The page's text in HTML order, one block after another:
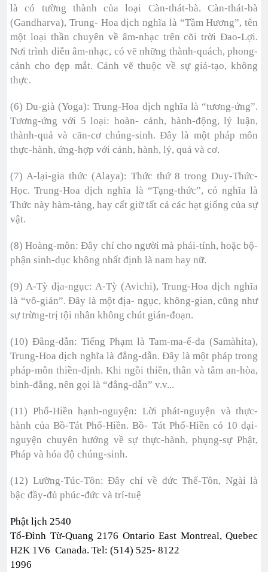
là có tường thành của loại Càn-thát-bà. Càn-thát-bà
(Gandharva), Trung- Hoa dịch nghĩa là “Tầm Hương”, tên
một loại thần chuyên về âm-nhạc trên cõi trời Đao-Lợi.
Nơi trình diễn âm-nhạc, có vẽ những thành-quách, phong-
cảnh cho đẹp mắt. Cảnh vẽ thuộc về sự giả-tạo, không
thực.
(6) Du-già (Yoga): Trung-Hoa dịch nghĩa là “tương-ứng”.
Tương-ứng với 5 loại: hoàn- cảnh, hành-động, lý luận,
thành-quả và căn-cơ chúng-sinh. Đây là một pháp môn
thực-hành, ứng-hợp với cảnh, hành, lý, quả và cơ.
(7) A-lại-gia thức (Alaya): Thức thứ 8 trong Duy-Thức-
Học. Trung-Hoa dịch nghĩa là “Tạng-thức”, có nghĩa là
Thức này hàm-tàng, hay cất giữ tất cả các hạt giống của sự
vật.
(8) Hoàng-môn: Đây chỉ cho người mà phái-tính, hoặc bộ-
phận sinh-dục không nhất định là nam hay nữ.
(9) A-Tỳ địa-ngục: A-Tỳ (Avichi), Trung-Hoa dịch nghĩa
là “vô-gián”. Đây là một địa- ngục, không-gian, cũng như
sự trừng-trị tội nhân không chút gián-đoạn.
(10) Đẳng-dẫn: Tiếng Phạm là Tam-ma-ế-đa (Samàhita),
Trung-Hoa dịch nghĩa là đẳng-dẫn. Đây là một pháp trong
pháp-môn thiền-định. Khi ngồi thiền, thân và tâm an-hòa,
bình-đẳng, nên gọi là “đẳng-dẫn” v.v...
(11) Phổ-Hiền hạnh-nguyện: Lời phát-nguyện và thực-
hành của Bồ-Tát Phổ-Hiền. Bồ- Tát Phổ-Hiền có 10 đại-
nguyện chuyên hướng về sự thực-hành, phụng-sự Phật,
Pháp và hóa độ chúng-sinh.
(12) Lưỡng-Túc-Tôn: Đây chỉ về đức Thế-Tôn, Ngài là
bậc đầy-đủ phúc-đức và trí-tuệ
Phật lịch 2540
Tổ-Đình Từ-Quang 2176 Ontario East Montreal, Quebec
H2K 1V6 Canada. Tel: (514) 525- 8122
1996